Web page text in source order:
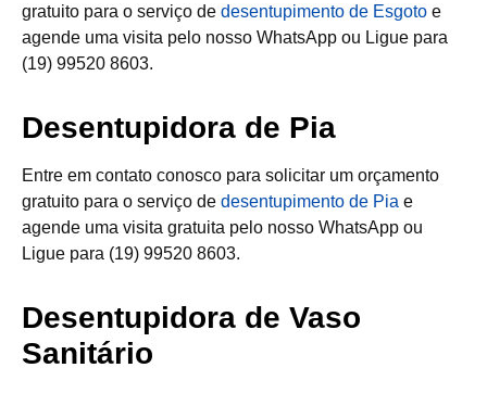
gratuito para o serviço de desentupimento de Esgoto e
agende uma visita pelo nosso WhatsApp ou Ligue para
(19) 99520 8603.
Desentupidora de Pia
Entre em contato conosco para solicitar um orçamento
gratuito para o serviço de desentupimento de Pia e
agende uma visita gratuita pelo nosso WhatsApp ou
Ligue para (19) 99520 8603.
Desentupidora de Vaso
Sanitário